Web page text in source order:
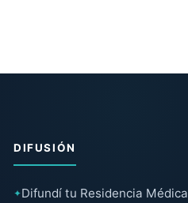
DIFUSIÓN
✦Difundí tu Residencia Médica